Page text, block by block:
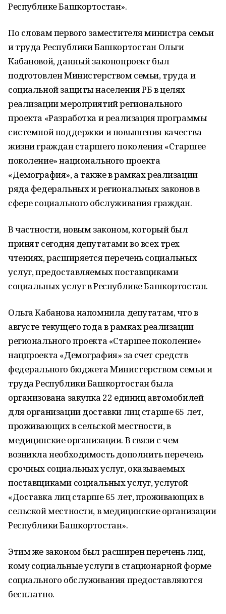
Республике Башкортостан».
По словам первого заместителя министра семьи
и труда Республики Башкортостан Ольги
Кабановой, данный законопроект был
подготовлен Министерством семьи, труда и
социальной защиты населения РБ в целях
реализации мероприятий регионального
проекта «Разработка и реализация программы
системной поддержки и повышения качества
жизни граждан старшего поколения «Старшее
поколение» национального проекта
«Демография», а также в рамках реализации
ряда федеральных и региональных законов в
сфере социального обслуживания граждан.
В частности, новым законом, который был
принят сегодня депутатами во всех трех
чтениях, расширяется перечень социальных
услуг, предоставляемых поставщиками
социальных услуг в Республике Башкортостан.
Ольга Кабанова напомнила депутатам, что в
августе текущего года в рамках реализации
регионального проекта «Старшее поколение»
нацпроекта «Демография» за счет средств
федерального бюджета Министерством семьи и
труда Республики Башкортостан была
организована закупка 22 единиц автомобилей
для организации доставки лиц старше 65 лет,
проживающих в сельской местности, в
медицинские организации. В связи с чем
возникла необходимость дополнить перечень
срочных социальных услуг, оказываемых
поставщиками социальных услуг, услугой
«Доставка лиц старше 65 лет, проживающих в
сельской местности, в медицинские организации
Республики Башкортостан».
Этим же законом был расширен перечень лиц,
кому социальные услуги в стационарной форме
социального обслуживания предоставляются
бесплатно.